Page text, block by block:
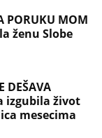
PORUKU MOM
ženu Slobe
DEŠAVA
izgubila život
mesecima